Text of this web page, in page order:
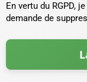
En vertu du RGPD,
demande de